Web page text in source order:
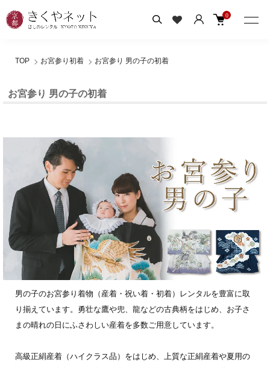
0
TOP お宮参り初着 お宮参り 男の子の初着
お宮参り 男の子の初着
男の子のお宮参り着物（産着・祝い着・初着）レンタルを豊富に取
り揃えています。勇壮な鷹や兜、龍などの古典柄をはじめ、お子さ
まの晴れの日にふさわしい産着を多数ご用意しています。
高級正絹産着（ハイクラス品）をはじめ、上質な正絹産着や夏用の